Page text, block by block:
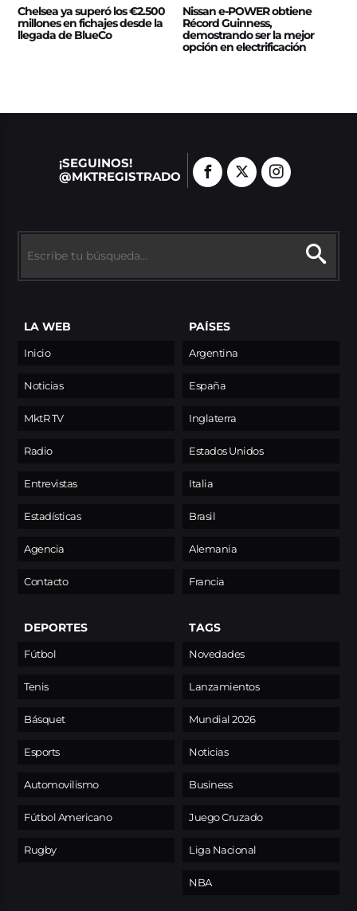
Chelsea ya superó los €2.500
millones en fichajes desde la
llegada de BlueCo
Nissan e‑POWER obtiene
Récord Guinness,
demostrando ser la mejor
opción en electrificación
¡SEGUINOS!
@MKTREGISTRADO
LA WEB
Inicio
Noticias
MktR TV
Radio
Entrevistas
Estadísticas
Agencia
Contacto
PAÍSES
Argentina
España
Inglaterra
Estados Unidos
Italia
Brasil
Alemania
Francia
DEPORTES
Fútbol
Tenis
Básquet
Esports
Automovilismo
Fútbol Americano
Rugby
TAGS
Novedades
Lanzamientos
Mundial 2026
Noticias
Business
Juego Cruzado
Liga Nacional
NBA